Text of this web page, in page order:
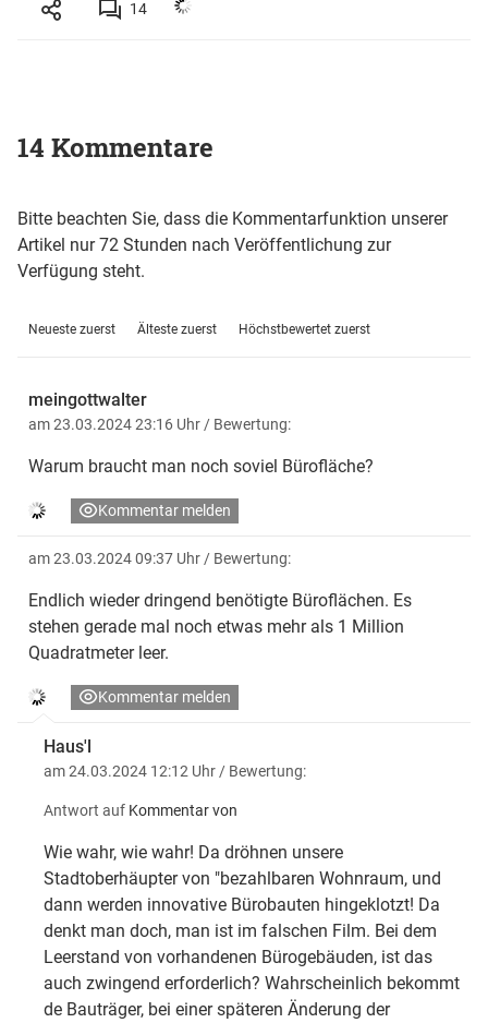
14
14 Kommentare
Bitte beachten Sie, dass die Kommentarfunktion unserer
Artikel nur 72 Stunden nach Veröffentlichung zur
Verfügung steht.
Neueste zuerst Älteste zuerst Höchstbewertet zuerst
meingottwalter
am 23.03.2024 23:16 Uhr / Bewertung:
Warum braucht man noch soviel Bürofläche?
Kommentar melden
am 23.03.2024 09:37 Uhr / Bewertung:
Endlich wieder dringend benötigte Büroflächen. Es
stehen gerade mal noch etwas mehr als 1 Million
Quadratmeter leer.
Kommentar melden
Haus'l
am 24.03.2024 12:12 Uhr / Bewertung:
Antwort auf Kommentar von
Wie wahr, wie wahr! Da dröhnen unsere
Stadtoberhäupter von "bezahlbaren Wohnraum, und
dann werden innovative Bürobauten hingeklotzt! Da
denkt man doch, man ist im falschen Film. Bei dem
Leerstand von vorhandenen Bürogebäuden, ist das
auch zwingend erforderlich? Wahrscheinlich bekommt
de Bauträger, bei einer späteren Änderung der